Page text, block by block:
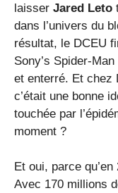
laisser Jared Leto
dans l’univers du
résultat, le DCEU
Sony’s Spider-
et enterré. Et chez
c’était une bonne
touchée par
moment ?
Et oui, parce
Avec 170 millions